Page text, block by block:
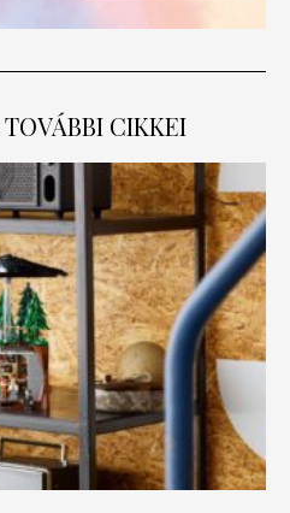
TOVÁBBI CIKKEI